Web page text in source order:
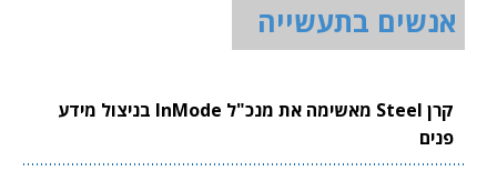
אנשים בתעשייה
קרן Steel מאשימה את מנכ"ל InMode בניצול מידע
פנים